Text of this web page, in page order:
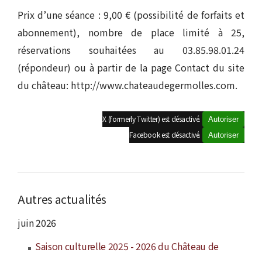
Prix d’une séance : 9,00 € (possibilité de forfaits et
abonnement), nombre de place limité à 25,
réservations souhaitées au 03.85.98.01.24
(répondeur) ou à partir de la page Contact du site
du château: http://www.chateaudegermolles.com.
X (formerly Twitter) est désactivé. Autoriser
Facebook est désactivé. Autoriser
Autres actualités
juin 2026
Saison culturelle 2025 - 2026 du Château de